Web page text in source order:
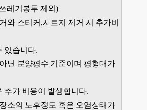
레기봉투 제외)
와 스티커,시트지 제거 시 추가비
있습니다.
닌 분양평수 기준이며 평형대가
가 비용이 발생합니다.
소의 노후정도 혹은 오염상태가